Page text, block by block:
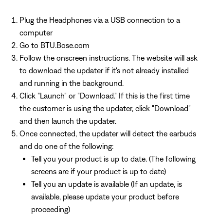
Plug the Headphones via a USB connection to a
computer
Go to BTU.Bose.com
Follow the onscreen instructions. The website will ask
to download the updater if it's not already installed
and running in the background.
Click "Launch" or "Download." If this is the first time
the customer is using the updater, click "Download"
and then launch the updater.
Once connected, the updater will detect the earbuds
and do one of the following:
Tell you your product is up to date. (The following
screens are if your product is up to date)
Tell you an update is available (If an update, is
available, please update your product before
proceeding)